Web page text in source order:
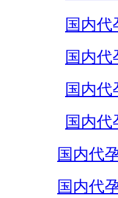
国内代
国内
国内代
国内代
国内代
国内代